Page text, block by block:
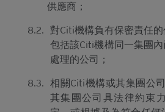
供應商；
8.2.
對Citi機構負有保密責任的
包括該Citi機構同一集團
處理的公司；
8.3.
相關Citi機構或其集團公
其集團公司具法律約束